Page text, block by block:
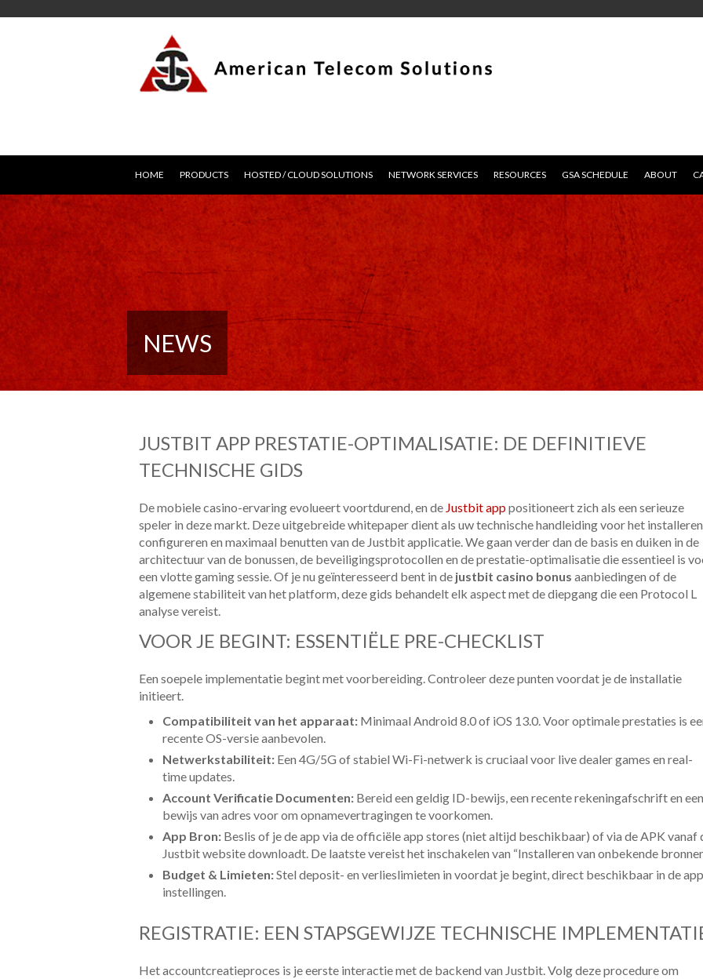
HOME PRODUCTS HOSTED / CLOUD SOLUTIONS NETWORK SERVICES RESOURCES GSA SCHEDULE ABOUT
NEWS
JUSTBIT APP PRESTATIE-OPTIMALISATIE: DE DEFINITIEVE
TECHNISCHE GIDS
De mobiele casino-ervaring evolueert voortdurend, en de Justbit apppositioneert zich als een serieuze
speler in deze markt. Deze uitgebreide whitepaper dient als uw technische handleiding voor het
configureren en maximaal benutten van de Justbit applicatie. We gaan verder dan de basis en duiken in de
architectuur van de bonussen, de beveiligingsprotocollen en de prestatie-optimalisatie die essentieel is
een vlotte gaming sessie. Of je nu geïnteresseerd bent in de justbit casino bonus aanbiedingen of de
algemene stabiliteit van het platform, deze gids behandelt elk aspect met de diepgang die een Protocol L
analyse vereist.
VOOR JE BEGINT: ESSENTIËLE PRE-CHECKLIST
Een soepele implementatie begint met voorbereiding. Controleer deze punten voordat je de installatie
initieert.
Compatibiliteit van het apparaat: Minimaal Android 8.0 of iOS 13.0. Voor optimale prestaties is
recente OS-versie aanbevolen.
Netwerkstabiliteit: Een 4G/5G of stabiel Wi-Fi-netwerk is cruciaal voor live dealer games en real-
time updates.
Account Verificatie Documenten: Bereid een geldig ID-bewijs, een recente rekeningafschrift en een
bewijs van adres voor om opnamevertragingen te voorkomen.
App Bron: Beslis of je de app via de officiële app stores (niet altijd beschikbaar) of via de APK vanaf
Justbit website downloadt. De laatste vereist het inschakelen van “Installeren van onbekende
Budget & Limieten:Stel deposit- en verlieslimieten in voordat je begint, direct beschikbaar in de
instellingen.
REGISTRATIE: EEN STAPSGEWIJZE TECHNISCHE
Het accountcreatieproces is je eerste interactie met de backend van Justbit. Volg deze procedure om